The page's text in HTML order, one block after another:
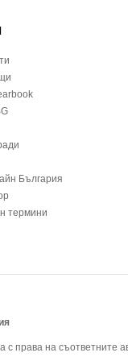
България
термини
с права на съответните